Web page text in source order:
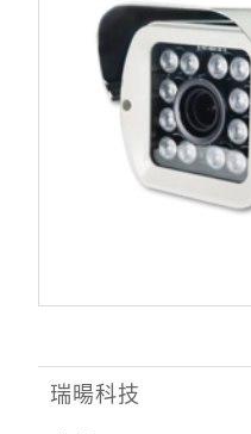
瑞暘科技